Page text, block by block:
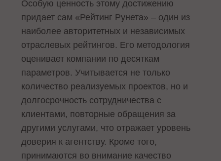
Особую ценность этому достижению
придает сам «Рейтинг Рунета» – один из
наиболее авторитетных и независимых
отраслевых рейтингов. Его методология
оценивает компании по десяткам
параметров. Учитывается не только
количество реализуемых проектов, но и
долгосрочность сотрудничества с
клиентами, повторные обращения за
другими услугами, что отражает уровень
доверия к агентству. Кроме того,
принимаются во внимание качество